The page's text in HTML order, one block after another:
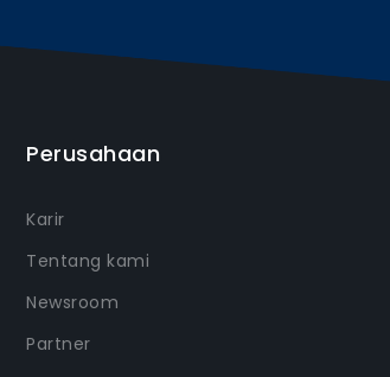
Perusahaan
Karir
Tentang kami
Newsroom
Partner